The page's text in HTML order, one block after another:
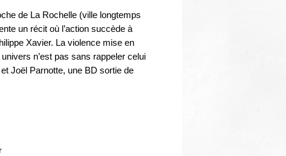
de La Rochelle (ville longtemps
un récit où l’action succède à
Xavier. La violence mise en
n’est pas sans rappeler celui
Joël Parnotte, une BD sortie de